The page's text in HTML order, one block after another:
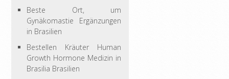
Beste Ort, um
Gynäkomastie Ergänzungen
in Brasilien
Bestellen Kräuter Human
Growth Hormone Medizin in
Brasilia Brasilien